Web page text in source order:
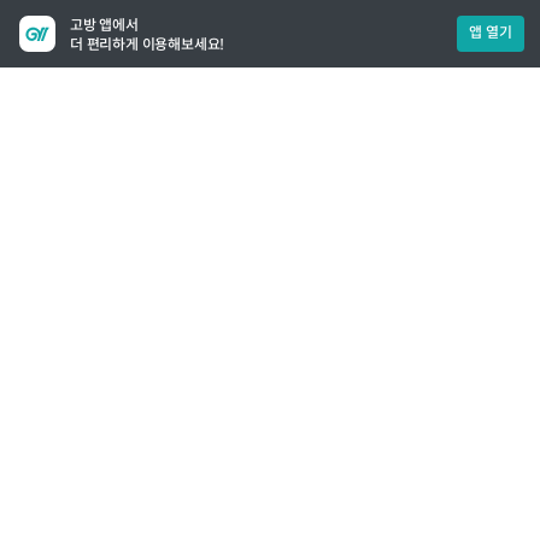
고방 앱에서
더 편리하게 이용해보세요!
앱 열기